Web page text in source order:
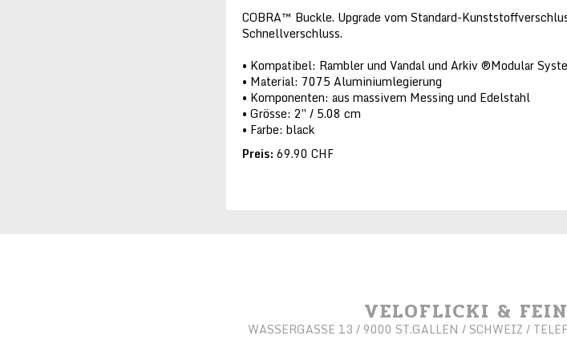
COBRA™ Buckle. Upgrade vom Standard-
Schnellverschluss.
Kompatibel: Rambler und Vandal und Arkiv ®Modular
Material: 7075 Aluminiumlegierung
Komponenten: aus massivem Messing und Edelstahl
Grösse: 2″ / 5.08 cm
Farbe: black
Preis: 69.90 CHF
VELOFLICKI &
WASSERGASSE 13 / 9000 ST.GALLEN / SCHWEIZ /